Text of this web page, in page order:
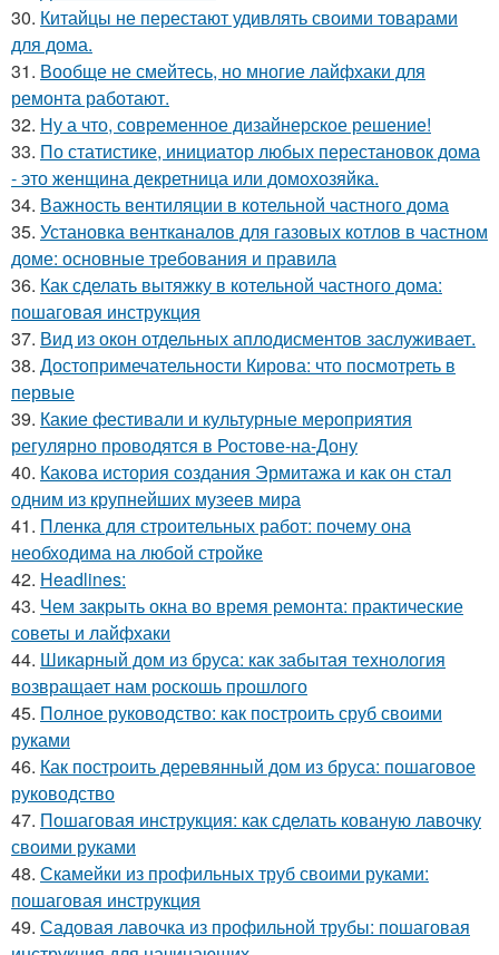
30. Китайцы не перестают удивлять своими товарами
для дома.
31. Вообще не смейтесь, но многие лайфхаки для
ремонта работают.
32. Ну а что, современное дизайнерское решение!
33. По статистике, инициатор любых перестановок дома
- это женщина декретница или домохозяйка.
34. Важность вентиляции в котельной частного дома
35. Установка вентканалов для газовых котлов в частном
доме: основные требования и правила
36. Как сделать вытяжку в котельной частного дома:
пошаговая инструкция
37. Вид из окон отдельных аплодисментов заслуживает.
38. Достопримечательности Кирова: что посмотреть в
первые
39. Какие фестивали и культурные мероприятия
регулярно проводятся в Ростове-на-Дону
40. Какова история создания Эрмитажа и как он стал
одним из крупнейших музеев мира
41. Пленка для строительных работ: почему она
необходима на любой стройке
42. Headlines:
43. Чем закрыть окна во время ремонта: практические
советы и лайфхаки
44. Шикарный дом из бруса: как забытая технология
возвращает нам роскошь прошлого
45. Полное руководство: как построить сруб своими
руками
46. Как построить деревянный дом из бруса: пошаговое
руководство
47. Пошаговая инструкция: как сделать кованую лавочку
своими руками
48. Скамейки из профильных труб своими руками:
пошаговая инструкция
49. Садовая лавочка из профильной трубы: пошаговая